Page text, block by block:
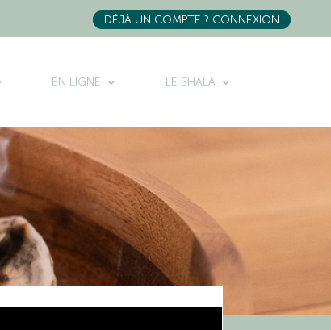
DÉJÀ UN COMPTE ? CONNEXION
EN LIGNE LE SHALA